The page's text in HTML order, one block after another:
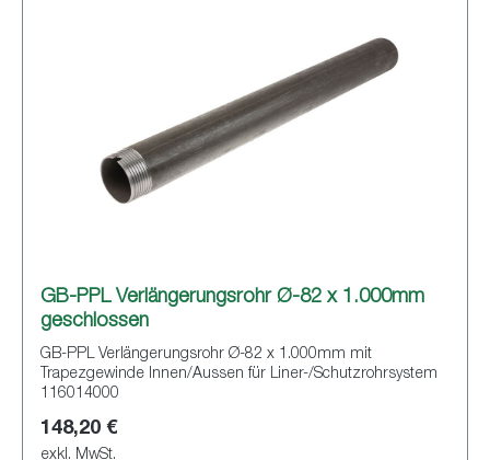
GB-PPL Verlängerungsrohr Ø-82 x 1.000mm
geschlossen
GB-PPL Verlängerungsrohr Ø-82 x 1.000mm mit
Trapezgewinde Innen/Aussen für Liner-/Schutzrohrsystem
116014000
148,20 €
exkl. MwSt.